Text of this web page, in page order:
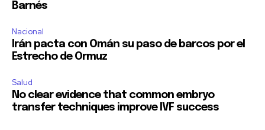
Barnés
Nacional
Irán pacta con Omán su paso de barcos por el
Estrecho de Ormuz
Salud
No clear evidence that common embryo
transfer techniques improve IVF success